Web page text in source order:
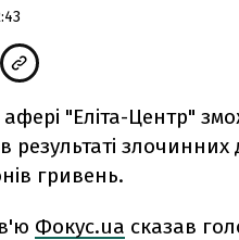
"Еліта-Центр"
результаті злочинних
гривень.
Фокус.ua сказав